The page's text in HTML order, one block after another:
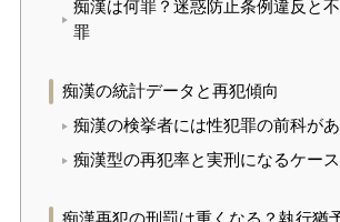
痴漢は何罪？迷惑防止条例違反と
罪
痴漢の統計データと再犯傾向
痴漢の検挙者には性犯罪の前科が
痴漢型の再犯率と実刑になるケース